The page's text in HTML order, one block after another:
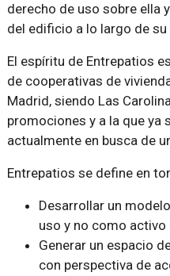
derecho de uso sobre ella
del edificio a lo largo de su
El espíritu de Entrepatios
de cooperativas de
Madrid, siendo Las
promociones y a la que ya
actualmente en busca de
Entrepatios se define en
Desarrollar un
uso y no como
Generar un espacio
con perspectiva de